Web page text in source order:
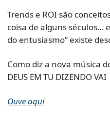
Trends e ROI são
coisa de alguns séculos…
do entusiasmo” existe
Como diz a nova música
DEUS EM TU DIZENDO VAI
Ouve aqui